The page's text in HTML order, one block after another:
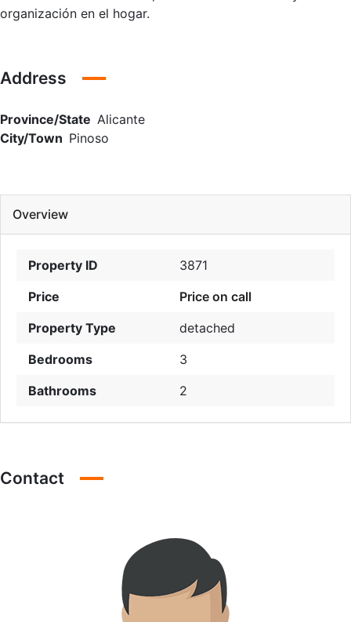
organización en el hogar.
Address
Province/State Alicante
City/Town Pinoso
Overview
Property ID
3871
Price
Price on call
Property Type
detached
Bedrooms
3
Bathrooms
2
Contact